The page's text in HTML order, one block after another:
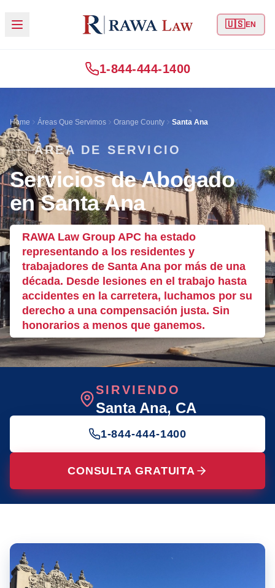
🇺🇸EN
1-844-444-1400
Home Áreas Que Servimos Orange County Santa Ana
ÁREA DE SERVICIO
Servicios de Abogado
en Santa Ana
RAWA Law Group APC ha estado
representando a los residentes y
trabajadores de Santa Ana por más de una
década. Desde lesiones en el trabajo hasta
accidentes en la carretera, luchamos por su
derecho a una compensación justa. Sin
honorarios a menos que ganemos.
SIRVIENDO
Santa Ana, CA
1-844-444-1400
CONSULTA GRATUITA